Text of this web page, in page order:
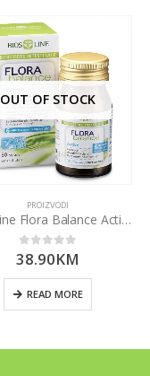
OUT OF STOCK
PROIZVODI
Bios Line Flora Balance Active kapsule
0 out of 5
38.90KM
READ MORE